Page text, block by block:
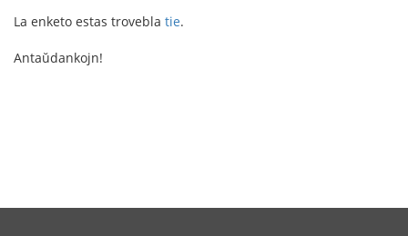
La enketo estas trovebla tie.
Antaŭdankojn!